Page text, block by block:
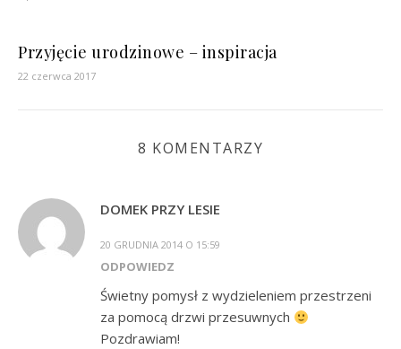
Przyjęcie urodzinowe – inspiracja
22 czerwca 2017
8 KOMENTARZY
DOMEK PRZY LESIE
20 GRUDNIA 2014 O 15:59
ODPOWIEDZ
Świetny pomysł z wydzieleniem przestrzeni
za pomocą drzwi przesuwnych
Pozdrawiam!